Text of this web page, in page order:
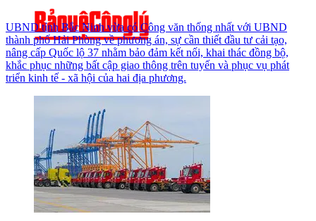
UBND tỉnh Bắc Ninh vừa có Công văn thống nhất với UBND
thành phố Hải Phòng về phương án, sự cần thiết đầu tư cải tạo,
nâng cấp Quốc lộ 37 nhằm bảo đảm kết nối, khai thác đồng bộ,
khắc phục những bất cập giao thông trên tuyến và phục vụ phát
triển kinh tế - xã hội của hai địa phương.